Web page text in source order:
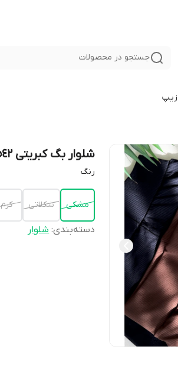
جستجو در محصولات
زيپ
شلوار بگ کبریتی ٥٤٢
رنگ
مشكى شكلاتى كرم
دسته‌بندی:شلوار